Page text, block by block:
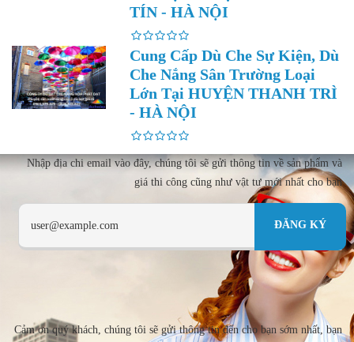
TÍN - HÀ NỘI
Cung Cấp Dù Che Sự Kiện, Dù
Che Nắng Sân Trường Loại
Lớn Tại HUYỆN THANH TRÌ
- HÀ NỘI
Nhập địa chi email vào đây, chúng tôi sẽ gửi thông tin về sản phẩm và
giá thi công cũng như vật tư mới nhất cho bạn
Cảm ơn quý khách, chúng tôi sẽ gửi thông tin đến cho bạn sớm nhất, bạn